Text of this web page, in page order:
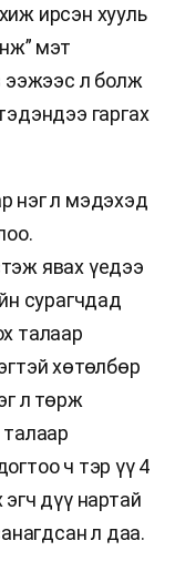
ирсэн хууль
мэт
ээжээс л болж
гаргах
нэг л мэдэхэд
явах үедээ
сурагчдад
талаар
хөтөлбөр
л төрж
ч тэр үү 4
дүү нартай
л даа.